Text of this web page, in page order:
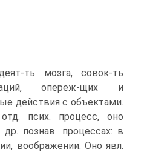
ть мозга, совок-ть
опереж-щих и
действия с объектами.
псих. процесс, оно
познав. процессах: в
воображении. Оно явл.